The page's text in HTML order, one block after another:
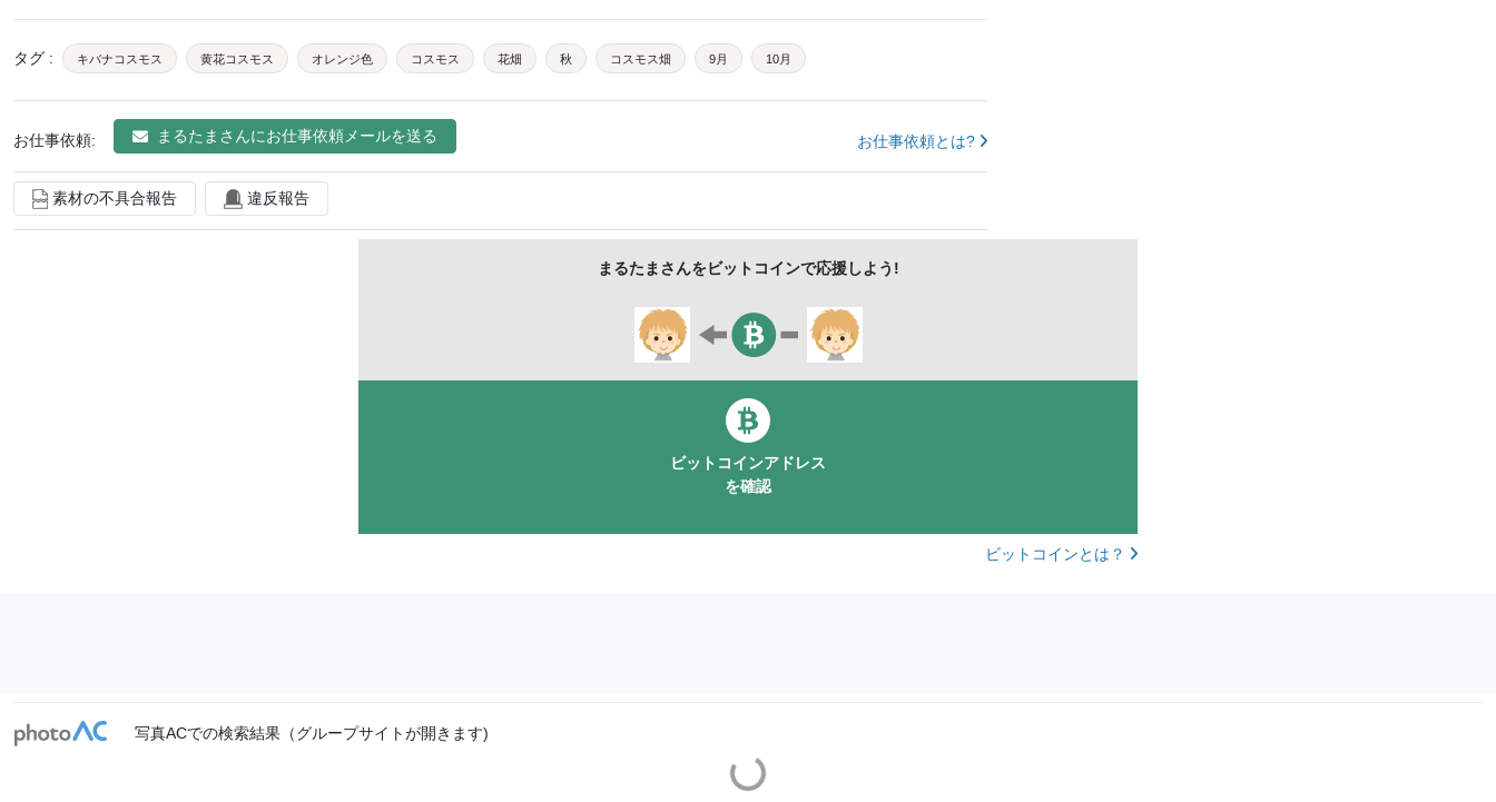
タグ : キバナコスモス 黄花コスモス オレンジ色 コスモス 花畑 秋 コスモス畑 9月 10月
お仕事依頼: まるたま さんにお仕事依頼メールを送る お仕事依頼とは?
素材の不具合報告 違反報告
まるたま さんをビットコインで応援しよう!
ビットコインアドレス
を確認
ビットコインとは？
写真ACでの検索結果（グループサイトが開きます) Loading...